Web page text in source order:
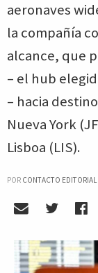
aeronaves
la compañía
alcance, que
– el hub
– hacia
Nueva York
Lisboa (LIS).
POR CONTACTO EDITORIAL|